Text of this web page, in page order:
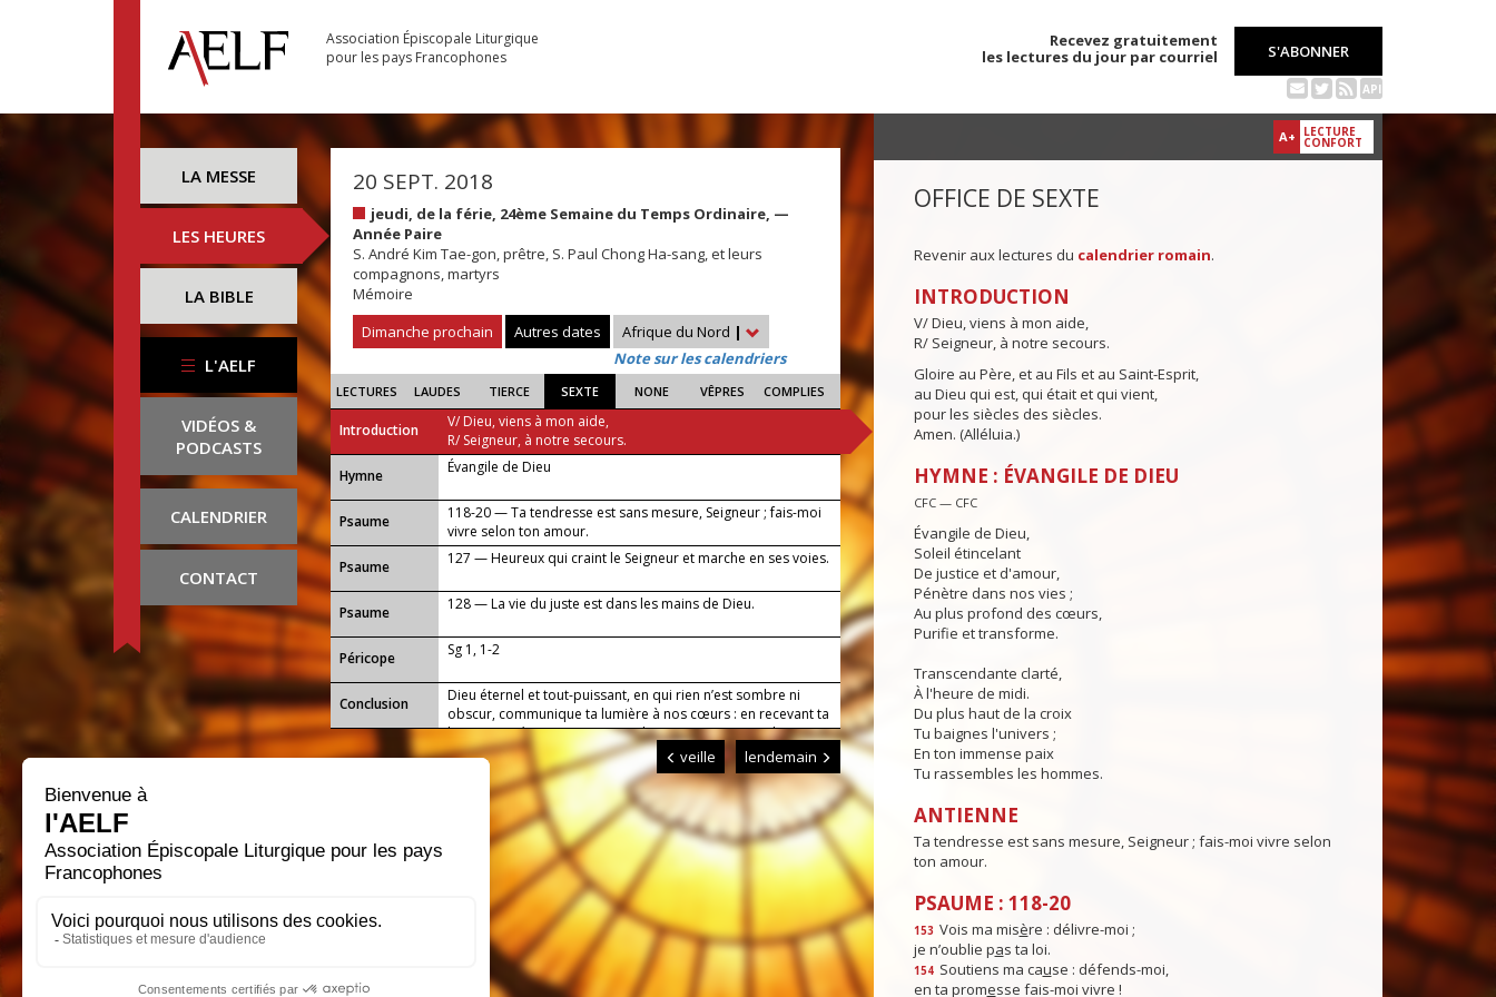
Association Épiscopale Liturgique
pour les pays Francophones
Recevez gratuitement
les lectures du jour par courriel
S'ABONNER
API
LA MESSE
LES HEURES
LA BIBLE
L'AELF
VIDÉOS &
PODCASTS
CALENDRIER
CONTACT
20 SEPT. 2018
jeudi, de la férie, 24ème Semaine du Temps Ordinaire, —
Année Paire
S. André Kim Tae-gon, prêtre, S. Paul Chong Ha-sang, et leurs
compagnons, martyrs
Mémoire
Dimanche prochain
Autres dates Afrique du Nord |
Note sur les calendriers
LECTURES LAUDES TIERCE SEXTE NONE VÊPRES COMPLIES
Introduction
V/ Dieu, viens à mon aide,
R/ Seigneur, à notre secours.
...
Hymne Évangile de Dieu
Psaume
118-20 — Ta tendresse est sans mesure, Seigneur ; fais-moi
vivre selon ton amour.
Psaume
127 — Heureux qui craint le Seigneur et marche en ses voies.
Psaume 128 — La vie du juste est dans les mains de Dieu.
Péricope Sg 1, 1-2
Conclusion
Dieu éternel et tout-puissant, en qui rien n’est sombre ni
obscur, communique ta lumière à nos cœurs : en recevant ta
loi et tes préceptes, nous marcherons sur ta route d’un cœur
léger. Par Jésus, le Christ, notre Seigneur. Amen.
veille lendemain
A+ LECTURE
CONFORT
OFFICE DE SEXTE
Revenir aux lectures du calendrier romain.
INTRODUCTION
V/ Dieu, viens à mon aide,
R/ Seigneur, à notre secours.
Gloire au Père, et au Fils et au Saint-Esprit,
au Dieu qui est, qui était et qui vient,
pour les siècles des siècles.
Amen. (Alléluia.)
HYMNE : ÉVANGILE DE DIEU
CFC — CFC
Évangile de Dieu,
Soleil étincelant
De justice et d'amour,
Pénètre dans nos vies ;
Au plus profond des cœurs,
Purifie et transforme.
Transcendante clarté,
À l'heure de midi.
Du plus haut de la croix
Tu baignes l'univers ;
En ton immense paix
Tu rassembles les hommes.
ANTIENNE
Ta tendresse est sans mesure, Seigneur ; fais-moi vivre selon
ton amour.
PSAUME : 118-20
153 Vois ma misère : délivre-moi ;
je n’oublie pas ta loi.
154 Soutiens ma cause : défends-moi,
en ta promesse fais-moi vivre !